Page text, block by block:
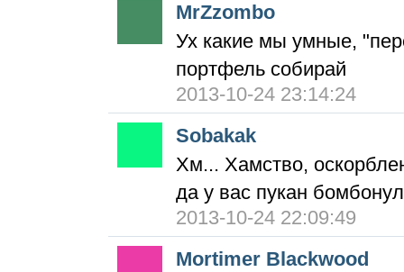
MrZzombo
Ух какие мы умные,
портфель собирай
2013-10-24 23:14:24
Sobakak
Хм... Хамство,
да у вас пукан
2013-10-24 22:09:49
Mortimer Blackwood